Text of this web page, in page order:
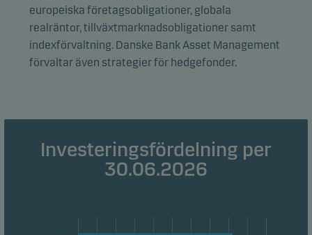
europeiska företagsobligationer, globala
realräntor, tillväxtmarknadsobligationer samt
indexförvaltning. Danske Bank Asset Management
förvaltar även strategier för hedgefonder.
Investeringsfördelning per
30.06.2026
Vi använder statistikcookies för att spåra beteendet
hos besökare på vår webbplats i aggregerad form.
Detta gör det möjligt för oss att mäta och optimera
webbplatsens effektivitet.
Marknadsföringscookies gör det möjligt för oss att
identifiera dig (din enhet) och att profilera ditt
beteende så att vi kan tillhandahålla dig relevant